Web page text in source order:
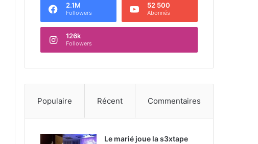
2.1M
Followers
52 500
Abonnés
126k
Followers
Populaire Récent Commentaires
Le marié joue la s3xtape